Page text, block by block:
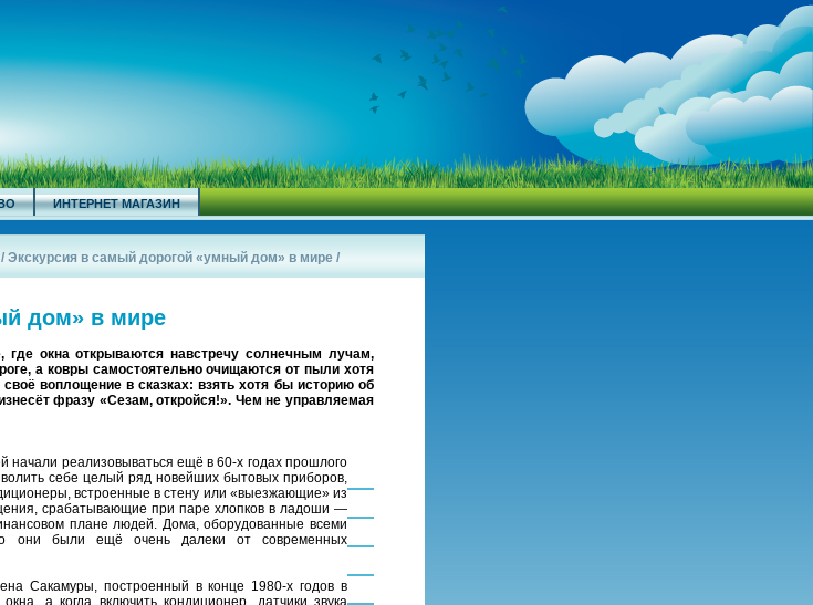
ИНТЕРНЕТ МАГАЗИН
/Экскурсия в самый дорогой «умный дом» в мире /
дом» в мире
окна открываются навстречу солнечным лучам,
а ковры самостоятельно очищаются от пыли хотя
воплощение в сказках: взять хотя бы историю об
фразу «Сезам, откройся!». Чем не управляемая
реализовываться ещё в 60-х годах прошлого
себе целый ряд новейших бытовых приборов,
встроенные в стену или «выезжающие» из
срабатывающие при паре хлопков в ладоши —
плане людей. Дома, оборудованные всеми
они были ещё очень далеки от современных
Сакамуры, построенный в конце 1980-х годов в
а когда включить кондиционер, датчики звука